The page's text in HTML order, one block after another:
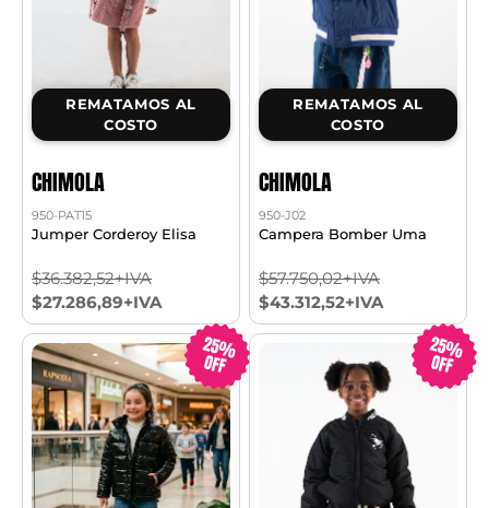
REMATAMOS AL
COSTO
CHIMOLA
950-PAT15
Jumper Corderoy Elisa
$36.382,52+IVA
$27.286,89+IVA
REMATAMOS AL
COSTO
CHIMOLA
950-J02
Campera Bomber Uma
$57.750,02+IVA
$43.312,52+IVA
25%
OFF
25%
OFF